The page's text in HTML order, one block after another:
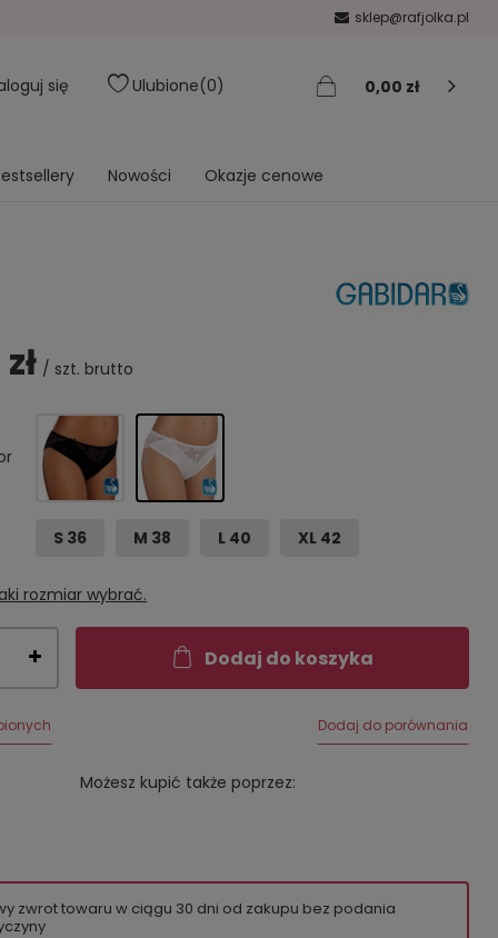
sklep@rafjolka.pl
się Ulubione 0 0,00 zł
Nowości Okazje cenowe
/ szt. brutto
S 36 M 38 L 40 XL 42
rozmiar wybrać.
Dodaj do koszyka
Dodaj do porównania
Możesz kupić także poprzez:
zwrot towaru w ciągu 30 dni od zakupu bez podania